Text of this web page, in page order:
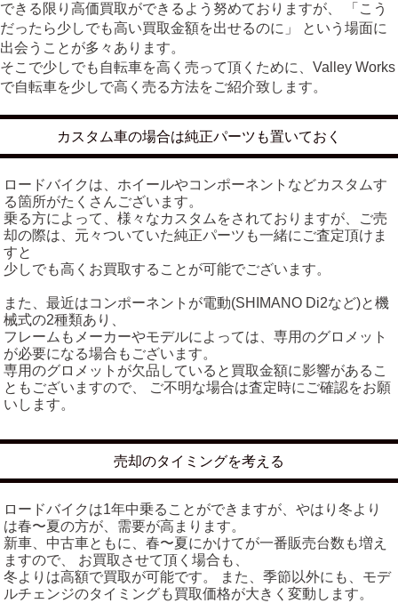
できる限り高価買取ができるよう努めておりますが、 「こう
だったら少しでも高い買取金額を出せるのに」 という場面に
出会うことが多々あります。
そこで少しでも自転車を高く売って頂くために、Valley Works
で自転車を少しで高く売る方法をご紹介致します。
カスタム車の場合は純正パーツも置いておく
ロードバイクは、ホイールやコンポーネントなどカスタムす
る箇所がたくさんございます。
乗る方によって、様々なカスタムをされておりますが、ご売
却の際は、元々ついていた純正パーツも一緒にご査定頂けま
すと
少しでも高くお買取することが可能でございます。
また、最近はコンポーネントが電動(SHIMANO Di2など)と機
械式の2種類あり、
フレームもメーカーやモデルによっては、専用のグロメット
が必要になる場合もございます。
専用のグロメットが欠品していると買取金額に影響があるこ
ともございますので、 ご不明な場合は査定時にご確認をお願
いします。
売却のタイミングを考える
ロードバイクは1年中乗ることができますが、やはり冬より
は春〜夏の方が、需要が高まります。
新車、中古車ともに、春〜夏にかけてが一番販売台数も増え
ますので、 お買取させて頂く場合も、
冬よりは高額で買取が可能です。 また、季節以外にも、モデ
ルチェンジのタイミングも買取価格が大きく変動します。